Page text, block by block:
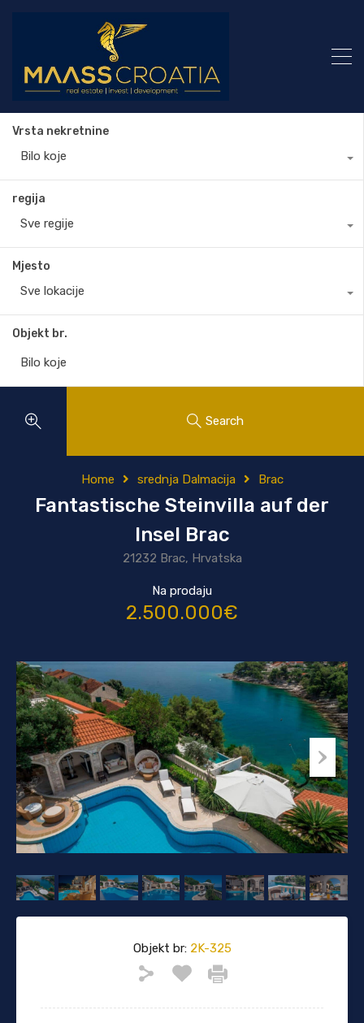
Vrsta nekretnine
Bilo koje
regija
Sve regije
Mjesto
Sve lokacije
Objekt br.
Search
Home srednja Dalmacija Brac
Fantastische Steinvilla auf der
Insel Brac
21232 Brac, Hrvatska
Na prodaju
2.500.000€
Objekt br:2K-325